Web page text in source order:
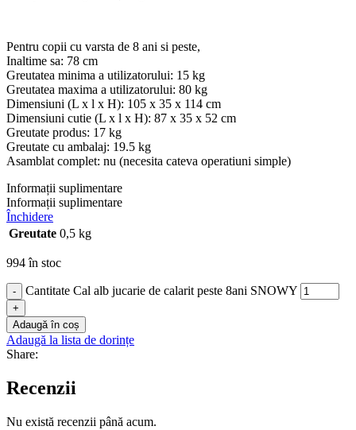
Pentru copii cu varsta de 8 ani si peste,
Inaltime sa: 78 cm
Greutatea minima a utilizatorului: 15 kg
Greutatea maxima a utilizatorului: 80 kg
Dimensiuni (L x l x H): 105 x 35 x 114 cm
Dimensiuni cutie (L x l x H): 87 x 35 x 52 cm
Greutate produs: 17 kg
Greutate cu ambalaj: 19.5 kg
Asamblat complet: nu (necesita cateva operatiuni simple)
Informații suplimentare
Informații suplimentare
Închidere
Greutate 0,5 kg
994 în stoc
- Cantitate Cal alb jucarie de calarit peste 8ani SNOWY
+
Adaugă în coș
Adaugă la lista de dorințe
Share:
Recenzii
Nu există recenzii până acum.